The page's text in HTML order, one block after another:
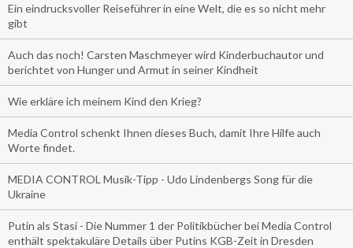
Ein eindrucksvoller Reiseführer in eine Welt, die es so nicht mehr
gibt
Auch das noch! Carsten Maschmeyer wird Kinderbuchautor und
berichtet von Hunger und Armut in seiner Kindheit
Wie erkläre ich meinem Kind den Krieg?
Media Control schenkt Ihnen dieses Buch, damit Ihre Hilfe auch
Worte findet.
MEDIA CONTROL Musik-Tipp - Udo Lindenbergs Song für die
Ukraine
Putin als Stasi - Die Nummer 1 der Politikbücher bei Media Control
enthält spektakuläre Details über Putins KGB-Zeit in Dresden